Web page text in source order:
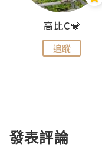
高比C🐒
追蹤
發表評論